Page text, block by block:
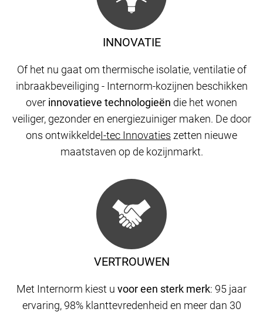
VERTROUWEN
Met Internorm kiest u voor een sterk merk: 95 jaar
ervaring, 98% klanttevredenheid en meer dan 30
INNOVATIE
Of het nu gaat om thermische isolatie, ventilatie of
inbraakbeveiliging - Internorm-kozijnen beschikken
over innovatieve technologieën die het wonen
veiliger, gezonder en energiezuiniger maken. De door
ons ontwikkeldeI-tec Innovaties zetten nieuwe
maatstaven op de kozijnmarkt.